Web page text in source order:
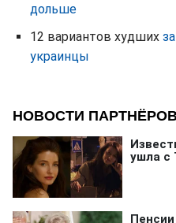
дольше
12 вариантов худших
украинцы